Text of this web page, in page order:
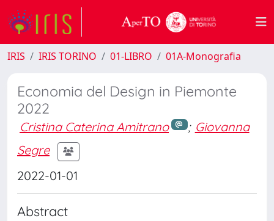
IRIS IRIS TORINO 01-LIBRO 01A-Monografia
Economia del Design in Piemonte
2022
Cristina Caterina Amitrano ; Giovanna
Segre
2022-01-01
Abstract